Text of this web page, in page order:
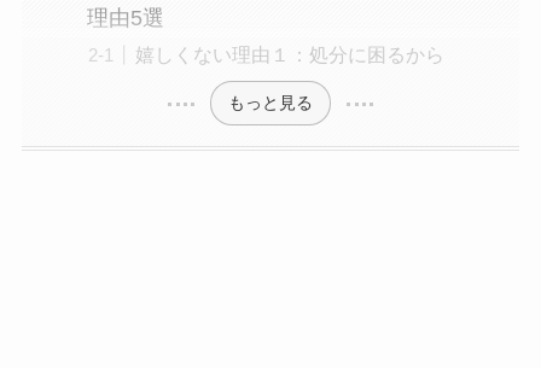
理由5選
嬉しくない理由１：処分に困るから
もっと見る